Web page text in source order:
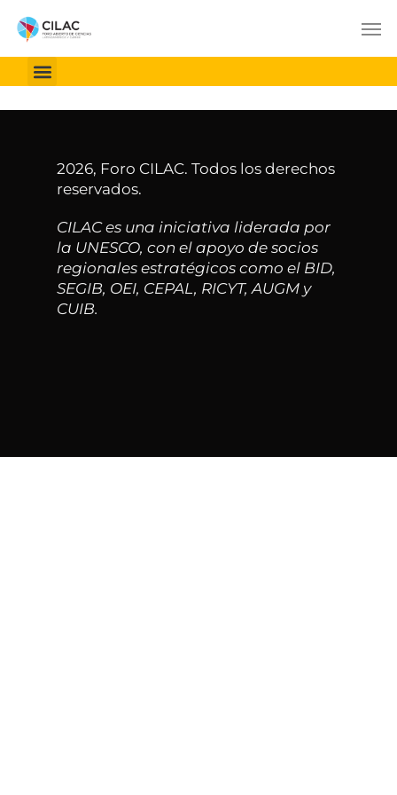
2026, Foro CILAC. Todos los derechos
reservados.
CILAC es una iniciativa liderada por
la UNESCO, con el apoyo de socios
regionales estratégicos como el BID,
SEGIB, OEI, CEPAL, RICYT, AUGM y
CUIB.